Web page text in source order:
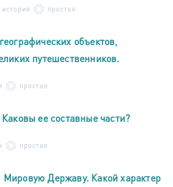
простая
объектов,
путешественников.
простая
ее составные части?
простая
Державу. Какой характер